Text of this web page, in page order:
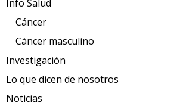
Info Salud
Cáncer
Cáncer masculino
Investigación
Lo que dicen de nosotros
Noticias